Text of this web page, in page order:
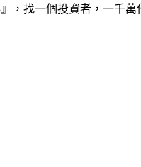
，找一個投資者，一千